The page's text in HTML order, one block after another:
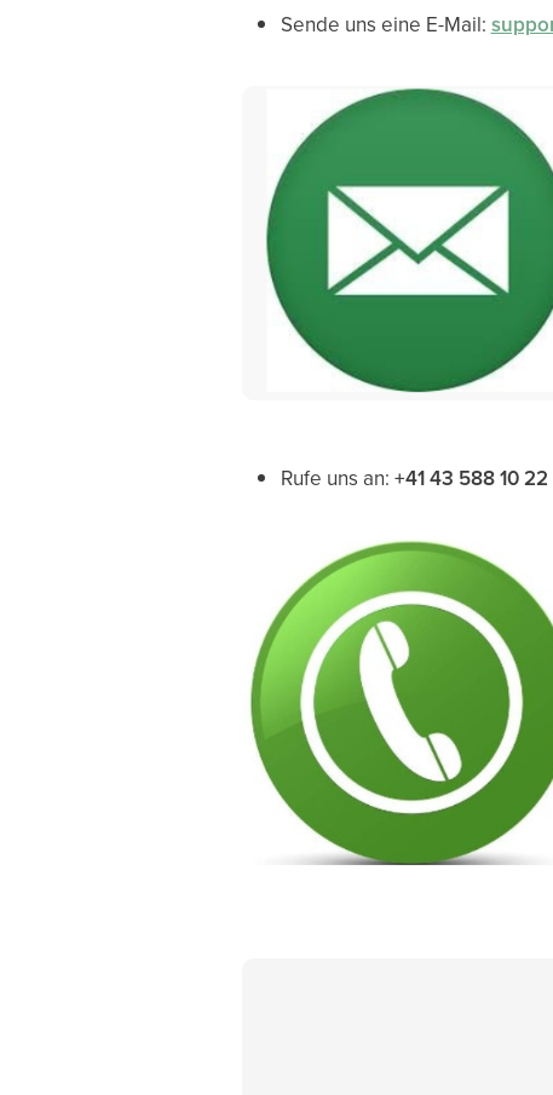
Sende uns eine E-Mail:
Rufe uns an: +41 43 588 10 22